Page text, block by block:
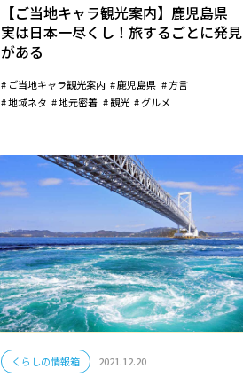
【ご当地キャラ観光案内】鹿児島県
実は日本一尽くし！旅するごとに発見
がある
ご当地キャラ観光案内 鹿児島県
方言
地域ネタ
地元密着 観光 グルメ
くらしの情報箱 2021.12.20